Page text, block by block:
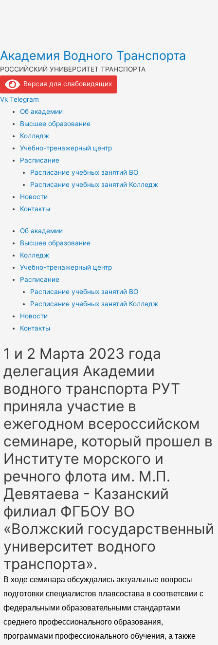
Академия Водного Транспорта
РОССИЙСКИЙ УНИВЕРСИТЕТ ТРАНСПОРТА
Версия для слабовидящих
Vk Telegram
Об академии
Высшее образование
Колледж
Учебно-тренажерный центр
Расписание
Расписание учебных занятий ВО
Расписание учебных занятий Колледж
Новости
Контакты
Об академии
Высшее образование
Колледж
Учебно-тренажерный центр
Расписание
Расписание учебных занятий ВО
Расписание учебных занятий Колледж
Новости
Контакты
1 и 2 Марта 2023 года
делегация Академии
водного транспорта РУТ
приняла участие в
ежегодном всероссийском
семинаре, который прошел в
Институте морского и
речного флота им. М.П.
Девятаева - Казанский
филиал ФГБОУ ВО
«Волжский государственный
университет водного
транспорта».
В ходе семинара обсуждались актуальные вопросы
подготовки специалистов плавсостава в соответсвии с
федеральными образовательными стандартами
среднего профессионального образования,
программами профессионального обучения, а также